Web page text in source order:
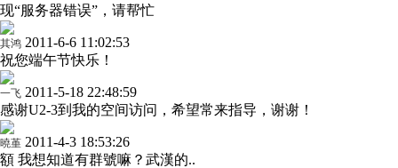
现“服务器错误”，请帮忙
其鸿 2011-6-6 11:02:53
祝您端午节快乐！
一飞 2011-5-18 22:48:59
感谢U2-3到我的空间访问，希望常来指导，谢谢！
曉堇 2011-4-3 18:53:26
額 我想知道有群號嘛？武漢的..